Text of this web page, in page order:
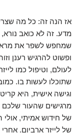
אז הנה זה: כל מה
מדע. זה לא כואב נורא,
שמחפש לשפר את
ופשוט להרגיש רענן
לעולם, וטיפול כמו
שתוכלו לעשות בו.
וגישה אישית, היא
מרגישים שהעור שלכם
של חידוש אמיתי,
של לייזר ארביום.